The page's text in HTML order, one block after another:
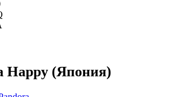
Happy (Япония)